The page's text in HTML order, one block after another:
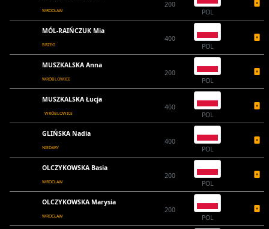
WROCŁAW
200
POL
MÓL-RAIŃCZUK Mia
BRZEG
400
POL
MUSZKALSKA Anna
WRÓBLOWICE
200
POL
MUSZKALSKA Łucja
WRÓBLOWICE
400
POL
GLIŃSKA Nadia
NIEDARY
400
POL
OLCZYKOWSKA Basia
WROCŁAW
200
POL
OLCZYKOWSKA Marysia
WROCŁAW
200
POL